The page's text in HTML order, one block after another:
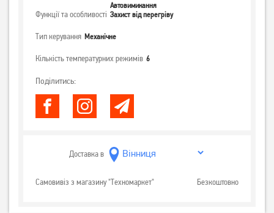
Функції та особливості
Автовимикання
Захист від перегріву
Тип керування Механічне
Кількість температурних режимів 6
Поділитись:
Доставка в
Самовивіз з магазину "Техномаркет" Безкоштовно